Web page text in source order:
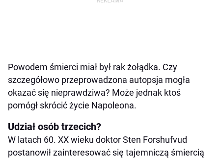
Powodem śmierci miał był rak żołądka. Czy
szczegółowo przeprowadzona autopsja mogła
okazać się nieprawdziwa? Może jednak ktoś
pomógł skrócić życie Napoleona.
Udział osób trzecich?
W latach 60. XX wieku doktor Sten Forshufvud
postanowił zainteresować się tajemniczą śmiercią